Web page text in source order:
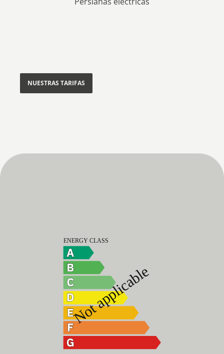
NUESTRAS TARIFAS